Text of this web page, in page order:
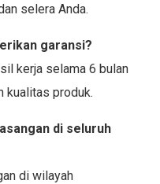
selera Anda.
garansi?
kerja selama 6 bulan
kualitas produk.
di seluruh
di wilayah